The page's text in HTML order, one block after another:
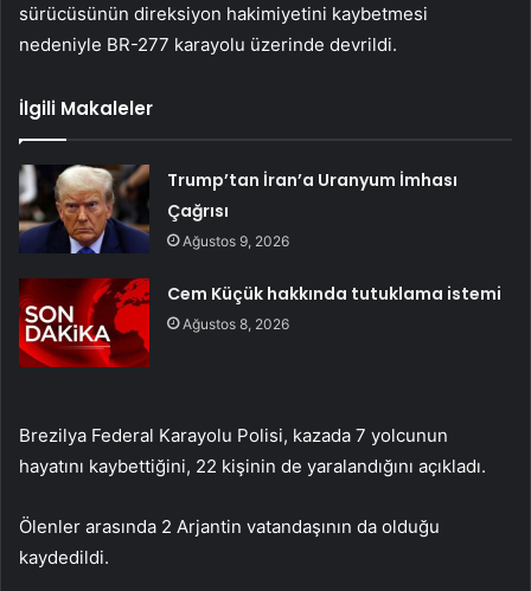
sürücüsünün direksiyon hakimiyetini kaybetmesi
nedeniyle BR-277 karayolu üzerinde devrildi.
İlgili Makaleler
Trump’tan İran’a Uranyum İmhası
Çağrısı
Ağustos 9, 2026
Cem Küçük hakkında tutuklama istemi
Ağustos 8, 2026
Brezilya Federal Karayolu Polisi, kazada 7 yolcunun
hayatını kaybettiğini, 22 kişinin de yaralandığını açıkladı.
Ölenler arasında 2 Arjantin vatandaşının da olduğu
kaydedildi.